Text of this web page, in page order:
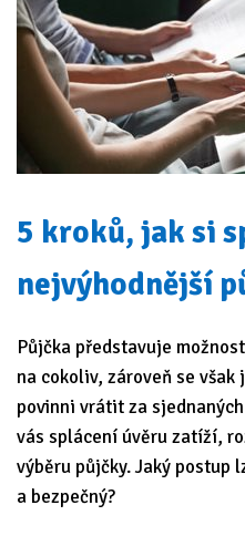
5 kroků, jak si
nejvýhodnější
Půjčka představuje
na cokoliv, zároveň se
povinni vrátit za
vás splácení úvěru zatíží,
výběru půjčky. Jaký postup
a bezpečný?